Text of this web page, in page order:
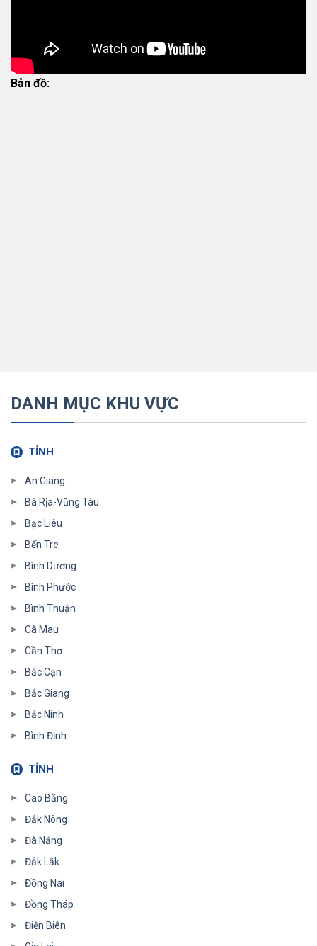
Bản đồ:
DANH MỤC KHU VỰC
TỈNH
An Giang
Bà Rịa-Vũng Tàu
Bạc Liêu
Bến Tre
Bình Dương
Bình Phước
Bình Thuận
Cà Mau
Cần Thơ
Bắc Cạn
Bắc Giang
Bắc Ninh
Bình Định
TỈNH
Cao Bằng
Đắk Nông
Đà Nẵng
Đắk Lắk
Đồng Nai
Đồng Tháp
Điện Biên